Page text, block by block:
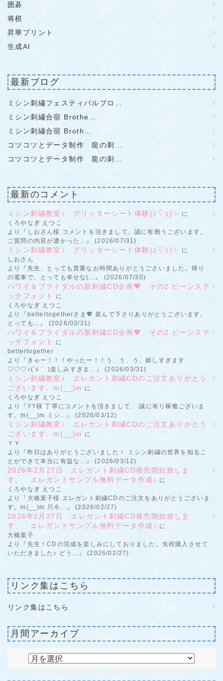
囲碁
将棋
昇華プリント
生成AI
最新ブログ
ミシン刺繡フェスティバルブロ…
ミシン刺繡合宿 Brothe…
ミシン刺繡合宿 Broth…
コツコツとデータ制作 龍の刺…
コツコツとデータ制作 龍の刺…
最新のコメント
ミシン刺繍教室♪ グリッターシート体験(≧▽≦)✨ に
くろやなぎ えつこ
より『しおさん様 コメントを頂きまして、誠に有難うございます。
ご質問の内容が濃かった...』 (2026/07/31)
ミシン刺繍教室♪ グリッターシート体験(≧▽≦)✨ に
しおさん
より『先生、とっても貴重なお時間ありがとうございました。帰り
の電車で、とっても幸せな(...』 (2026/07/30)
ハワイ＆ブライダルの新刺繍CD企画💖 その2 ビーンステ
ッチフォント
に
くろやなぎ えつこ
より『bettertogetherさま💖 喜んで下さりありがとうございます。
とっても...』 (2026/03/31)
ハワイ＆ブライダルの新刺繍CD企画💖 その2 ビーンステ
ッチフォント
に
bettertogether
より『きゃー！！！やったー！！う、う、う、嬉しすぎます
♡♡♡♪(´ε｀ )楽しみすぎま...』 (2026/03/31)
ミシン刺繍教室♪ エレガント刺繍CDのご注文ありがとう
ございます。m(__)m に
くろやなぎ えつこ
より『YY様 丁寧にコメントを頂きまして、 誠に有り稼働ございま
す。m(__)m ミシ...』 (2026/03/12)
ミシン刺繍教室♪ エレガント刺繍CDのご注文ありがとう
ございます。m(__)m に
ＹＹ
より『昨日はありがとうございました！ ミシン刺繍の世界を知るこ
とができて本当に有益な...』 (2026/03/12)
2026年2月27日 エレガント刺繍CD発売開始致しま
す。 エレガントサンプル無料データ作成♪ に
くろやなぎ えつこ
より『大橋葉子様 エレガント刺繍CDのご注文をありがとうございま
す。m(__)m 只今...』 (2026/02/27)
2026年2月27日 エレガント刺繍CD発売開始致しま
す。 エレガントサンプル無料データ作成♪ に
大橋葉子
より『先生！CDの完成を楽しみにしておりました。先程購入させて
いただきました♪ どう...』 (2026/02/27)
リンク集はこちら
リンク集はこちら
月間アーカイブ